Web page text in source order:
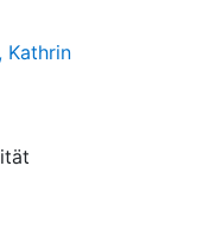
Kathrin